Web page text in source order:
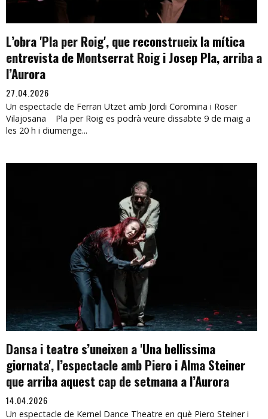
L’obra 'Pla per Roig', que reconstrueix la mítica
entrevista de Montserrat Roig i Josep Pla, arriba a
l’Aurora
27.04.2026
Un espectacle de Ferran Utzet amb Jordi Coromina i Roser
Vilajosana Pla per Roig es podrà veure dissabte 9 de maig a
les 20 h i diumenge...
Dansa i teatre s’uneixen a 'Una bellissima
giornata', l’espectacle amb Piero i Alma Steiner
que arriba aquest cap de setmana a l’Aurora
14.04.2026
Un espectacle de Kernel Dance Theatre en què Piero Steiner i